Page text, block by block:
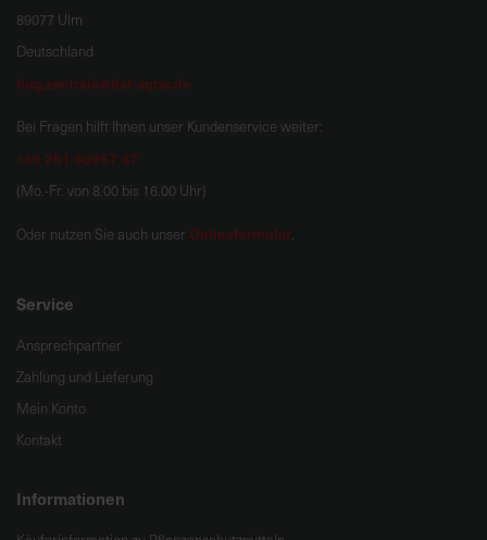
89077 Ulm
Deutschland
hug.zentrale@bat-agrar.de
Bei Fragen hilft Ihnen unser Kundenservice weiter:
+49 251 60957 47
(Mo.-Fr. von 8.00 bis 16.00 Uhr)
Oder nutzen Sie auch unser Onlineformular.
Service
Ansprechpartner
Zahlung und Lieferung
Mein Konto
Kontakt
Informationen